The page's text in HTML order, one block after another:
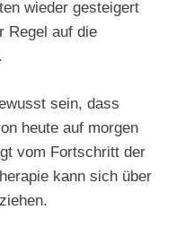
wieder gesteigert
Regel auf die
sein, dass
heute auf morgen
vom Fortschritt der
kann sich über